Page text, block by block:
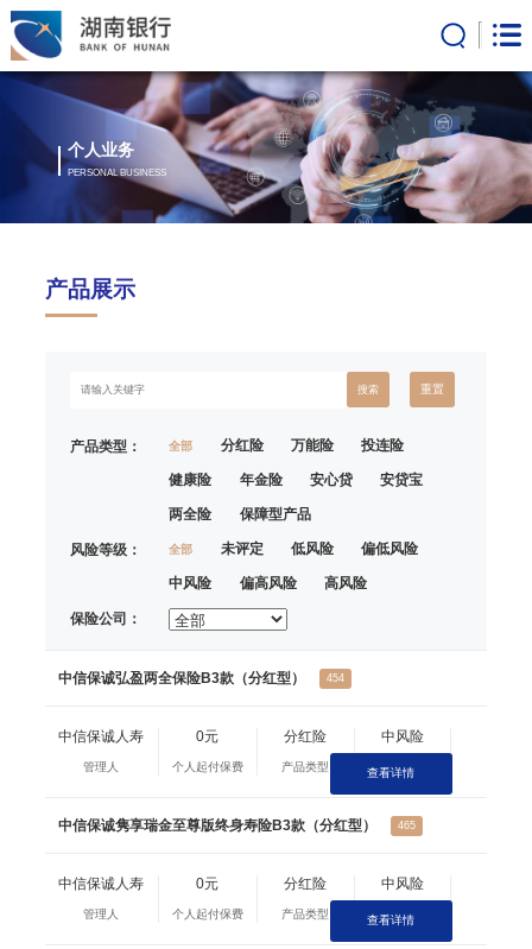
个人业务
PERSONAL BUSINESS
产品展示
搜索 重置
产品类型： 全部 分红险 万能险 投连险
健康险 年金险 安心贷 安贷宝
两全险 保障型产品
风险等级： 全部 未评定 低风险 偏低风险
中风险 偏高风险 高风险
保险公司：
中信保诚弘盈两全保险B3款（分红型） 454
中信保诚人寿
管理人
0元
个人起付保费
分红险
产品类型
中风险
风险等级
查看详情
中信保诚隽享瑞金至尊版终身寿险B3款（分红型） 465
中信保诚人寿
管理人
0元
个人起付保费
分红险
产品类型
中风险
风险等级
查看详情